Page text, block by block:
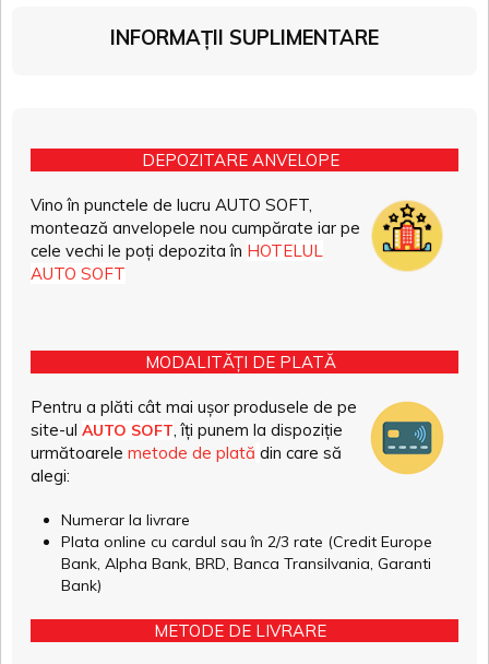
INFORMAȚII SUPLIMENTARE
DEPOZITARE ANVELOPE
Vino în punctele de lucru AUTO SOFT,
montează anvelopele nou cumpărate iar pe
cele vechi le poți depozita în HOTELUL
AUTO SOFT
MODALITĂȚI DE PLATĂ
Pentru a plăti cât mai ușor produsele de pe
site-ul AUTO SOFT, îți punem la dispoziție
următoarele metode de plată din care să
alegi:
Numerar la livrare
Plata online cu cardul sau în 2/3 rate (Credit Europe
Bank, Alpha Bank, BRD, Banca Transilvania, Garanti
Bank)
METODE DE LIVRARE